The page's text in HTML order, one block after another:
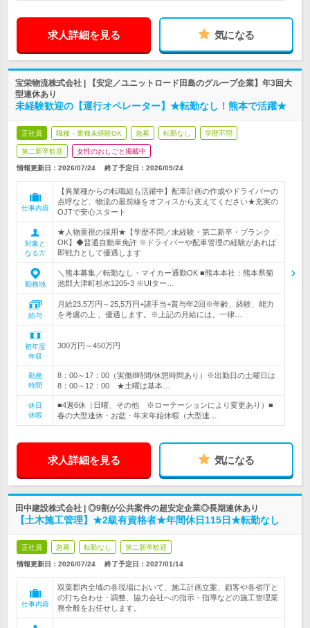
求人詳細を見る 気になる
宝栄物流株式会社 | 【安定／ユニットロード田島のグループ企業】年3回大
型連休あり
未経験歓迎の【運行オペレーター】★転勤なし！熊本で活躍★
正社員 職種・業種未経験OK 急募 転勤なし 学歴不問
第二新卒歓迎 女性のおしごと掲載中
情報更新日：2026/07/24 終了予定日： 2026/09/24
仕事内容
【異業種からの転職組も活躍中】配車計画の作成やドライバーの
点呼など、物流の最前線をオフィスから支えてください★充実の
OJTで安心スタート
対象と
なる方
★人物重視の採用★【学歴不問／未経験・第二新卒・ブランク
OK】◆普通自動車免許 ※ドライバーや配車管理の経験があれば
即戦力として優遇します
勤務地
＼熊本募集／転勤なし・マイカー通勤OK ■熊本本社：熊本県菊
池郡大津町杉水1205-3 ※UIター…
給与
月給23,5万円～25,5万円+諸手当+賞与年2回※年齢、経験、能力
を考慮の上 、優遇します。※上記の月給には、一律…
初年度
年収
300万円～450万円
勤務
時間
8：00～17：00（実働8時間/休憩時間あり）※出勤日の土曜日は
8：00～12：00 ★土曜は基本…
休日
休暇
■4週6休（日曜、その他 ※ローテーションにより変更あり）■
春の大型連休・お盆・年末年始休暇（大型連…
求人詳細を見る 気になる
田中建設株式会社 | ◎9割が公共案件の超安定企業◎長期連休あり
【土木施工管理】★2級有資格者★年間休日115日★転勤なし
正社員 急募 転勤なし 第二新卒歓迎
情報更新日：2026/07/24 終了予定日： 2027/01/14
仕事内容
双葉郡内全域の各現場において、施工計画立案、顧客や各省庁と
の打ち合わせ・調整、協力会社への指示・指導などの施工管理業
務全般をお任せします。